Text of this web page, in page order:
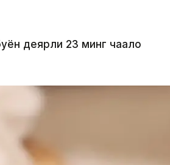
деярли 23 минг чақалоқ